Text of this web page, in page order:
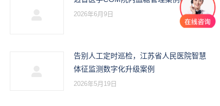
2026年6月9日
告别人工定时巡检，江苏省人民医院智慧
体征监测数字化升级案例
2026年5月19日